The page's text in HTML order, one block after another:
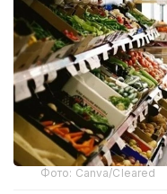
Фото: Canva/Cleared